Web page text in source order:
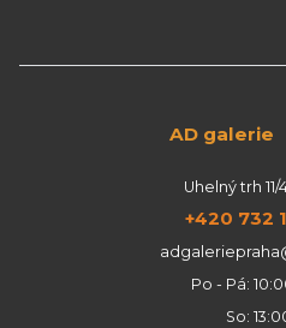
AD galerie
Uhelný trh 11/
+420 732
Po - Pá:
So: 13:00